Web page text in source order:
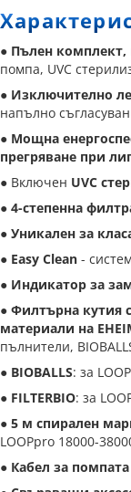
● Пълен комплект,
помпа, UVC
● Изключително
напълно
● Мощна
прегряване при
● Включен UVC
● 4-степенна
● Уникален за
● Easy Clean -
● Индикатор за
● Филтърна кутия
материали на
пълнители,
● BIOBALLS: за
● FILTERBIO: за
● 5 м спирален
LOOPpro 18000-
● Кабел за